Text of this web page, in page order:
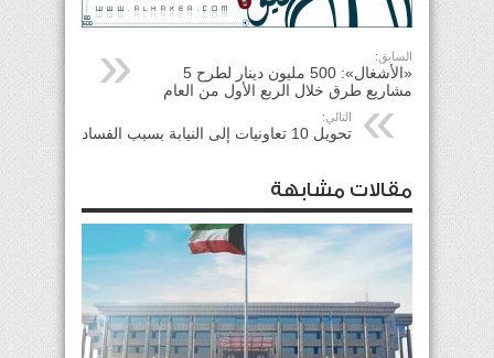
السابق:
«الأشغال»: 500 مليون دينار لطرح 5
مشاريع طرق خلال الربع الأول من العام
التالي:
تحويل 10 تعاونيات إلى النيابة بسبب الفساد
مقالات مشابهة